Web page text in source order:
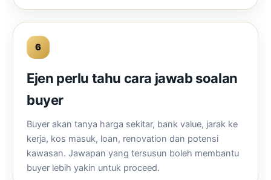
6
Ejen perlu tahu cara jawab soalan
buyer
Buyer akan tanya harga sekitar, bank value, jarak ke
kerja, kos masuk, loan, renovation dan potensi
kawasan. Jawapan yang tersusun boleh membantu
buyer lebih yakin untuk proceed.